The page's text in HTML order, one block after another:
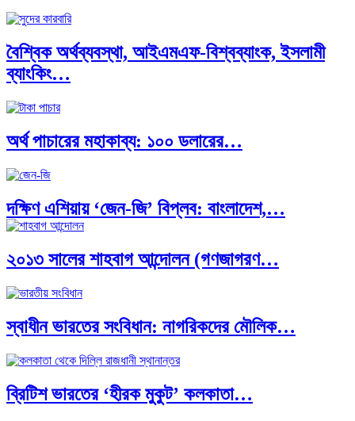
বৈশ্বিক অর্থব্যবস্থা, আইএমএফ-বিশ্বব্যাংক, ইসলামী
ব্যাংকিং…
অর্থ পাচারের মহাকাব্য: ১০০ ডলারের…
দক্ষিণ এশিয়ায় ‘জেন-জি’ বিপ্লব: বাংলাদেশ,…
বিশেষ ইন-ডেপ্থ রিপোর্ট: ক্রীড়া উৎসবে…
ভারত মহাসাগরের অশ্রু: শ্রীলঙ্কার ২৬…
ক্রূরতা ও ধ্বংসের মহাকাব্য: পৃথিবীর…
২০১৩ সালের শাহবাগ আন্দোলন (গণজাগরণ…
স্বাধীন ভারতের সংবিধান: নাগরিকদের মৌলিক…
ব্রিটিশ ভারতের ‘হীরক মুকুট’ কলকাতা…